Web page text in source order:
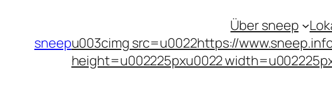
springen
sneep
Über sneep
u003cimg src=u0022https://
height=u002225pxu0022